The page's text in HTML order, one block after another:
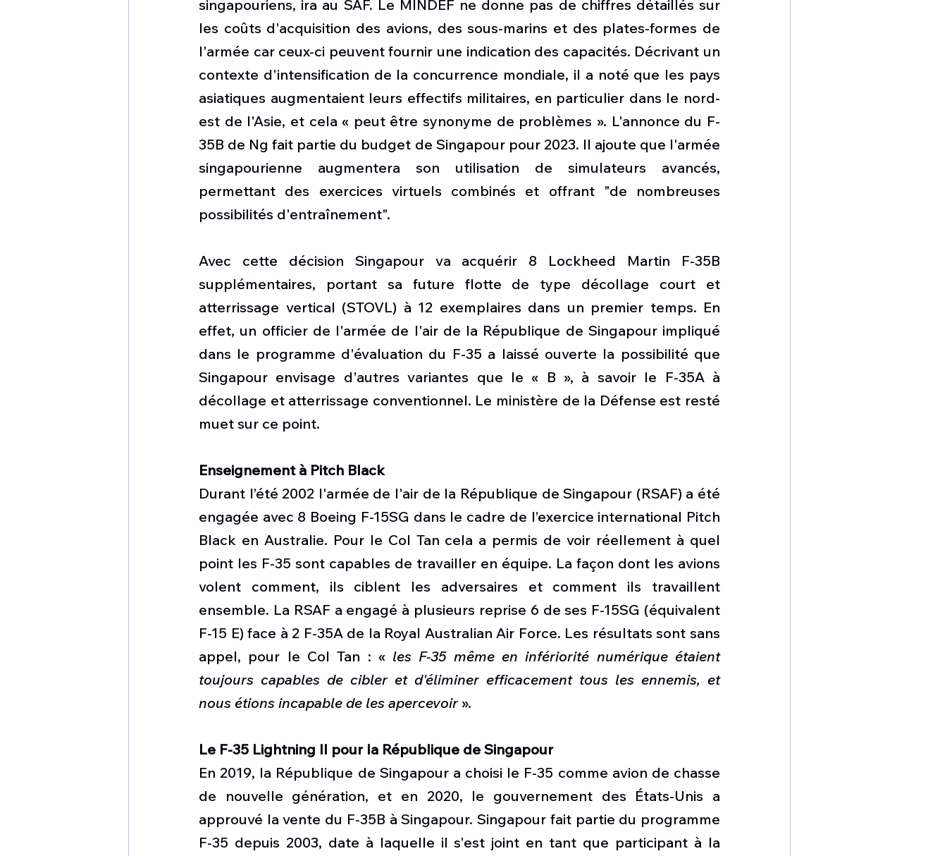
singapouriens, ira au SAF. Le MINDEF ne donne pas de chiffres détaillés sur
les coûts d'acquisition des avions, des sous-marins et des plates-formes de
l'armée car ceux-ci peuvent fournir une indication des capacités. Décrivant un
contexte d'intensification de la concurrence mondiale, il a noté que les pays
asiatiques augmentaient leurs effectifs militaires, en particulier dans le nord-
est de l'Asie, et cela « peut être synonyme de problèmes ». L'annonce du F-
35B de Ng fait partie du budget de Singapour pour 2023. Il ajoute que l'armée
singapourienne augmentera son utilisation de simulateurs avancés,
permettant des exercices virtuels combinés et offrant "de nombreuses
possibilités d'entraînement".
Avec cette décision Singapour va acquérir 8 Lockheed Martin F-35B
supplémentaires, portant sa future flotte de type décollage court et
atterrissage vertical (STOVL) à 12 exemplaires dans un premier temps. En
effet, un officier de l'armée de l'air de la République de Singapour impliqué
dans le programme d'évaluation du F-35 a laissé ouverte la possibilité que
Singapour envisage d'autres variantes que le « B », à savoir le F-35A à
décollage et atterrissage conventionnel. Le ministère de la Défense est resté
muet sur ce point.
Enseignement à Pitch Black
Durant l’été 2002 l'armée de l'air de la République de Singapour (RSAF) a été
engagée avec 8 Boeing F-15SG dans le cadre de l’exercice international Pitch
Black en Australie. Pour le Col Tan cela a permis de voir réellement à quel
point les F-35 sont capables de travailler en équipe. La façon dont les avions
volent comment, ils ciblent les adversaires et comment ils travaillent
ensemble. La RSAF a engagé à plusieurs reprise 6 de ses F-15SG (équivalent
F-15 E) face à 2 F-35A de la Royal Australian Air Force. Les résultats sont sans
appel, pour le Col Tan : « les F-35 même en infériorité numérique étaient
toujours capables de cibler et d'éliminer efficacement tous les ennemis, et
nous étions incapable de les apercevoir ».
Le F-35 Lightning II pour la République de Singapour
En 2019, la République de Singapour a choisi le F-35 comme avion de chasse
de nouvelle génération, et en 2020, le gouvernement des États-Unis a
approuvé la vente du F-35B à Singapour. Singapour fait partie du programme
F-35 depuis 2003, date à laquelle il s'est joint en tant que participant à la